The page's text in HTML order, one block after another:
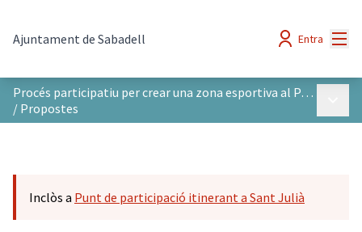
Ajuntament de Sabadell Entra
Procés participatiu per crear una zona esportiva al Parc del Nord
/ Propostes
Inclòs a Punt de participació itinerant a Sant Julià